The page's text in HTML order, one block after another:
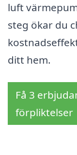
luft
steg ökar du
ditt hem.
Få 3
förpliktelser